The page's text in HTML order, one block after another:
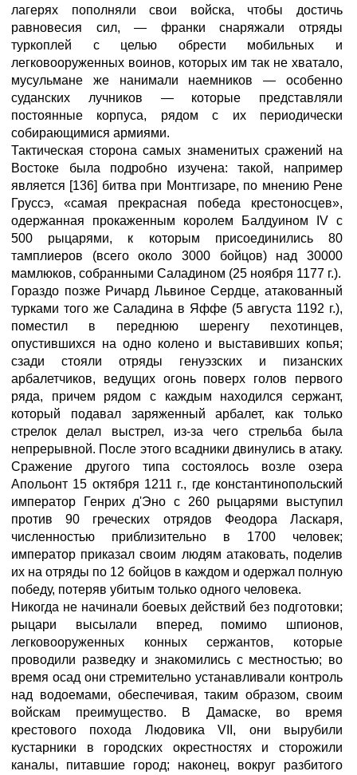
лагерях пополняли свои войска, чтобы достичь
равновесия сил, — франки снаряжали отряды
туркоплей с целью обрести мобильных и
легковооруженных воинов, которых им так не хватало,
мусульмане же нанимали наемников — особенно
суданских лучников — которые представляли
постоянные корпуса, рядом с их периодически
собирающимися армиями.
Тактическая сторона самых знаменитых сражений на
Востоке была подробно изучена: такой, например
является [136] битва при Монтгизаре, по мнению Рене
Груссэ, «самая прекрасная победа крестоносцев»,
одержанная прокаженным королем Балдуином IV с
500 рыцарями, к которым присоединились 80
тамплиеров (всего около 3000 бойцов) над 30000
мамлюков, собранными Саладином (25 ноября 1177 г.).
Гораздо позже Ричард Львиное Сердце, атакованный
турками того же Саладина в Яффе (5 августа 1192 г.),
поместил в переднюю шеренгу пехотинцев,
опустившихся на одно колено и выставивших копья;
сзади стояли отряды генуэзских и пизанских
арбалетчиков, ведущих огонь поверх голов первого
ряда, причем рядом с каждым находился сержант,
который подавал заряженный арбалет, как только
стрелок делал выстрел, из-за чего стрельба была
непрерывной. После этого всадники двинулись в атаку.
Сражение другого типа состоялось возле озера
Апольонт 15 октября 1211 г., где константинопольский
император Генрих д'Эно с 260 рыцарями выступил
против 90 греческих отрядов Феодора Ласкаря,
численностью приблизительно в 1700 человек;
император приказал своим людям атаковать, поделив
их на отряды по 12 бойцов в каждом и одержал полную
победу, потеряв убитым только одного человека.
Никогда не начинали боевых действий без подготовки;
рыцари высылали вперед, помимо шпионов,
легковооруженных конных сержантов, которые
проводили разведку и знакомились с местностью; во
время осад они стремительно устанавливали контроль
над водоемами, обеспечивая, таким образом, своим
войскам преимущество. В Дамаске, во время
крестового похода Людовика VII, они вырубили
кустарники в городских окрестностях и сторожили
каналы, питавшие город; наконец, вокруг разбитого